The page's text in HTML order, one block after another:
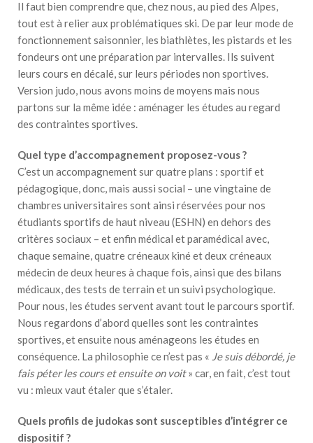
Il faut bien comprendre que, chez nous, au pied des Alpes,
tout est à relier aux problématiques ski. De par leur mode de
fonctionnement saisonnier, les biathlètes, les pistards et les
fondeurs ont une préparation par intervalles. Ils suivent
leurs cours en décalé, sur leurs périodes non sportives.
Version judo, nous avons moins de moyens mais nous
partons sur la même idée : aménager les études au regard
des contraintes sportives.
Quel type d’accompagnement proposez-vous ?
C’est un accompagnement sur quatre plans : sportif et
pédagogique, donc, mais aussi social – une vingtaine de
chambres universitaires sont ainsi réservées pour nos
étudiants sportifs de haut niveau (ESHN) en dehors des
critères sociaux – et enfin médical et paramédical avec,
chaque semaine, quatre créneaux kiné et deux créneaux
médecin de deux heures à chaque fois, ainsi que des bilans
médicaux, des tests de terrain et un suivi psychologique.
Pour nous, les études servent avant tout le parcours sportif.
Nous regardons d’abord quelles sont les contraintes
sportives, et ensuite nous aménageons les études en
conséquence. La philosophie ce n’est pas « Je suis débordé, je
fais péter les cours et ensuite on voit» car, en fait, c’est tout
vu : mieux vaut étaler que s’étaler.
Quels profils de judokas sont susceptibles d’intégrer ce
dispositif ?